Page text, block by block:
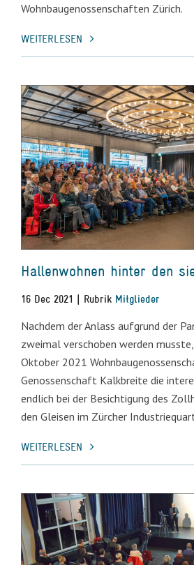
Wohnbaugenossenschaften Zürich.
WEITERLESEN
Hallenwohnen hinter den
16 Dec 2021 | Rubrik Mitglieder
Nachdem der Anlass aufgrund der
zweimal verschoben werden
Oktober 2021
Genossenschaft Kalkbreite die
endlich bei der Besichtigung des
den Gleisen im Zürcher
WEITERLESEN